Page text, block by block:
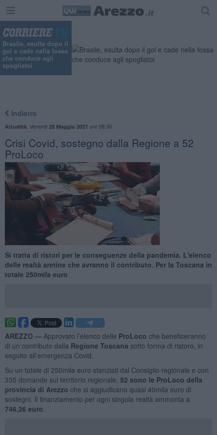
Brasile, esulta dopo il
gol e cade nella fossa
che conduce agli
spogliatoi
Indietro
Attualità Venerdì 28 Maggio 2021 ore 08:30
Crisi Covid, sostegno dalla Regione a 52
ProLoco
Si tratta di ristori per le conseguenze della pandemia. L'elenco
delle realtà aretine che avranno il contributo. Per la Toscana in
totale 250mila euro
AREZZO — Approvato l’elenco delle ProLoco che beneficeranno
di un contributo dalla Regione Toscana sotto forma di ristoro, in
seguito all’emergenza Covid.
Su un totale di 250mila euro stanziati dal Consiglio regionale e con
335 domande sul territorio regionale, 52 sono le ProLoco della
provincia di Arezzo che si aggiudicano quasi 40mila euro di
sostegni. Il finanziamento per ogni singola realtà ammonta a
746,26 euro